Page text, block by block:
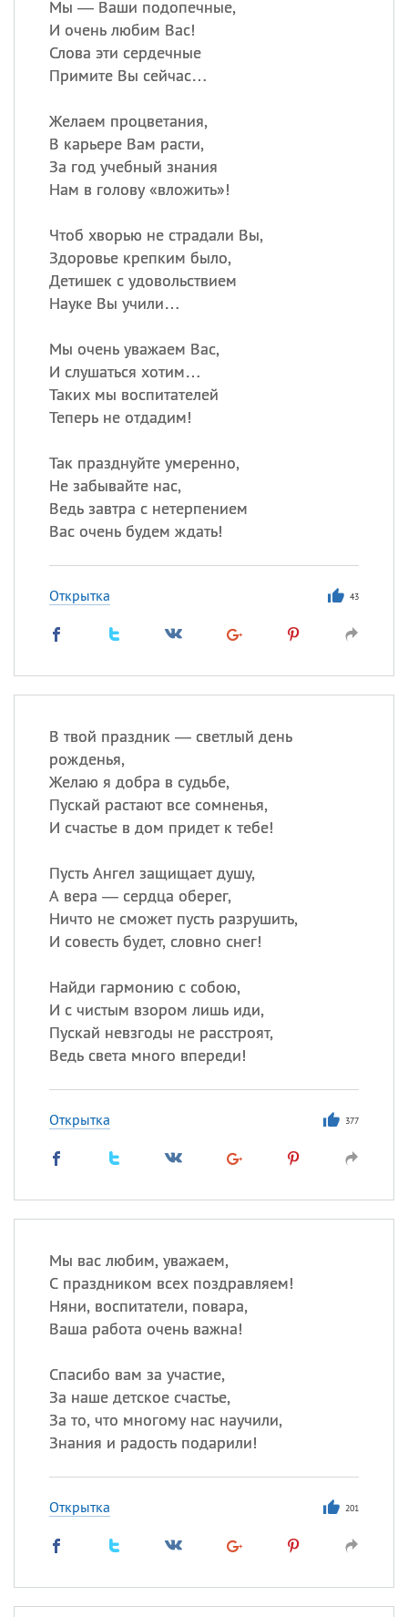
Мы — Ваши подопечные,
И очень любим Вас!
Слова эти сердечные
Примите Вы сейчас…
Желаем процветания,
В карьере Вам расти,
За год учебный знания
Нам в голову «вложить»!
Чтоб хворью не страдали Вы,
Здоровье крепким было,
Детишек с удовольствием
Науке Вы учили…
Мы очень уважаем Вас,
И слушаться хотим…
Таких мы воспитателей
Теперь не отдадим!
Так празднуйте умеренно,
Не забывайте нас,
Ведь завтра с нетерпением
Вас очень будем ждать!
Открытка 43
В твой праздник — светлый день
рожденья,
Желаю я добра в судьбе,
Пускай растают все сомненья,
И счастье в дом придет к тебе!
Пусть Ангел защищает душу,
А вера — сердца оберег,
Ничто не сможет пусть разрушить,
И совесть будет, словно снег!
Найди гармонию с собою,
И с чистым взором лишь иди,
Пускай невзгоды не расстроят,
Ведь света много впереди!
Открытка 377
Мы вас любим, уважаем,
С праздником всех поздравляем!
Няни, воспитатели, повара,
Ваша работа очень важна!
Спасибо вам за участие,
За наше детское счастье,
За то, что многому нас научили,
Знания и радость подарили!
Открытка 201